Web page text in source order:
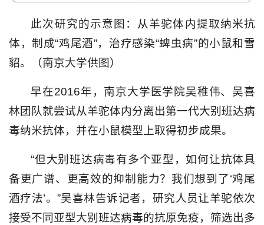
此次研究的示意图：从羊驼体内提取纳米抗
体，制成“鸡尾酒”，治疗感染“蜱虫病”的小鼠和雪
貂。（南京大学供图）
早在2016年，南京大学医学院吴稚伟、吴喜
林团队就尝试从羊驼体内分离出第一代大别班达病
毒纳米抗体，并在小鼠模型上取得初步成果。
“但大别班达病毒有多个亚型，如何让抗体具
备更广谱、更高效的抑制能力？我们想到了‘鸡尾
酒疗法’。”吴喜林告诉记者，研究人员让羊驼依次
接受不同亚型大别班达病毒的抗原免疫，筛选出多